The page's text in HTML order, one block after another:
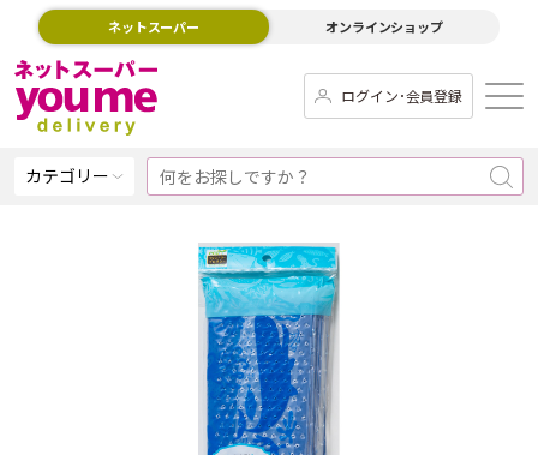
ネットスーパー オンラインショップ
ログイン･会員登録
カテゴリー